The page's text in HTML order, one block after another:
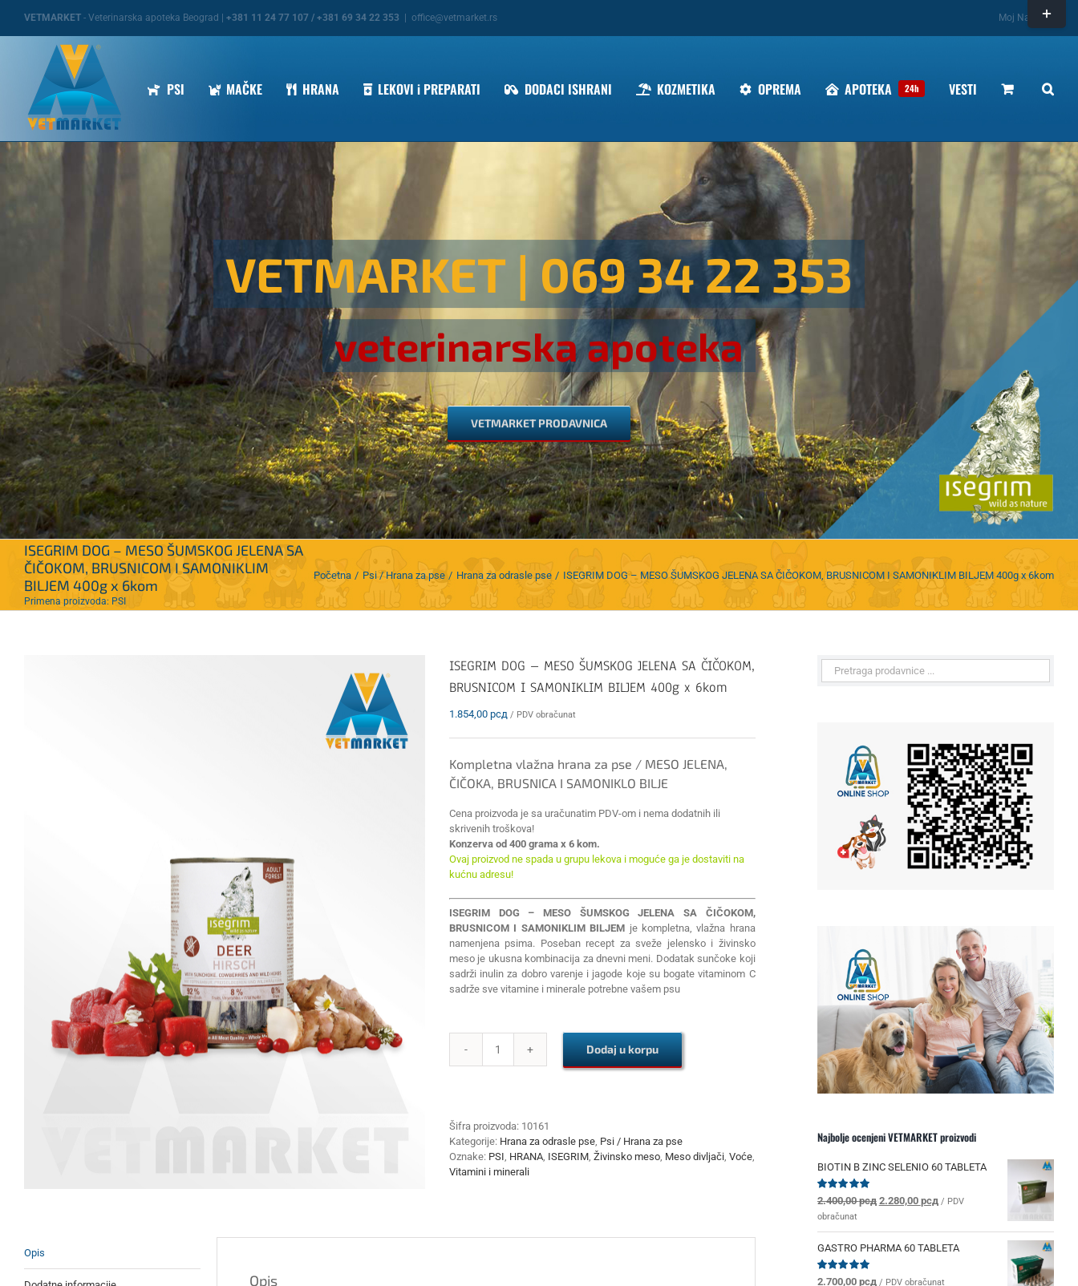
content
VETMARKET - Veterinarska apoteka Beograd | +381 11 24 77 107 / +381 69 34 22 353 office@vetmarket.rs Moj Nalog
PSI MAČKE HRANA LEKOVI i PREPARATI DODACI ISHRANI KOZMETIKA OPREMA APOTEKA 24h VESTI
VETMARKET | 069 34 22 353
veterinarska apoteka
VETMARKET PRODAVNICA
ISEGRIM DOG – MESO ŠUMSKOG JELENA SA
ČIČOKOM, BRUSNICOM I SAMONIKLIM
BILJEM 400g x 6kom
Primena proizvoda: PSI
Početna Psi / Hrana za pse Hrana za odrasle pse ISEGRIM DOG – MESO ŠUMSKOG JELENA SA ČIČOKOM, BRUSNICOM I SAMONIKLIM BILJEM 400g x 6kom
ISEGRIM DOG – MESO ŠUMSKOG JELENA SA ČIČOKOM,
BRUSNICOM I SAMONIKLIM BILJEM 400g x 6kom
1.854,00 рсд / PDV obračunat
Kompletna vlažna hrana za pse / MESO JELENA,
ČIČOKA, BRUSNICA I SAMONIKLO BILJE
Cena proizvoda je sa uračunatim PDV-om i nema dodatnih ili
skrivenih troškova!
Konzerva od 400 grama x 6 kom.
Ovaj proizvod ne spada u grupu lekova i moguće ga je dostaviti na
kućnu adresu!
ISEGRIM DOG – MESO ŠUMSKOG JELENA SA ČIČOKOM,
BRUSNICOM I SAMONIKLIM BILJEM je kompletna, vlažna hrana
namenjena psima. Poseban recept za sveže jelensko i živinsko
meso je ukusna kombinacija za dnevni meni. Dodatak sunčoke koji
sadrži inulin za dobro varenje i jagode koje su bogate vitaminom C
sadrže sve vitamine i minerale potrebne vašem psu
ISEGRIM
JELENA
SA
ČIČOKOM,
BRUSNICOM
400g
Dodaj u korpu
Šifra proizvoda: 10161
Kategorije: Hrana za odrasle pse Psi / Hrana za pse
Oznake: PSI HRANA ISEGRIM Živinsko meso Meso divljači Voće
Vitamini i minerali
Opis
Opis
Najbolje ocenjeni VETMARKET proizvodi
BIOTIN B ZINC SELENIO 60 TABLETA
Ocenjeno
od 5
2.400,00рсд Originalna
je
bila:
2.280,00 рсдTrenutna
je:
2.280,00 рсд.
/ PDV
obračunat
GASTRO PHARMA 60 TABLETA
Ocenjeno
2.700,00 рсд / PDV obračunat
Toggle
Sliding
Bar